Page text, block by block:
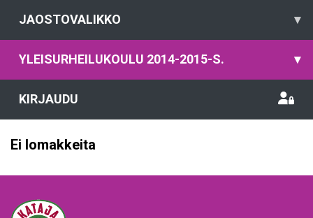
JAOSTOVALIKKO ▾
YLEISURHEILUKOULU 2014-2015-S. ▾
KIRJAUDU
Ei lomakkeita